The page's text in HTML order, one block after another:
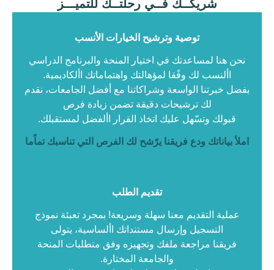
شريكــك فــي رحلتــك للتميـــز
توصية وترشيح الخيارات الأنسب
نحن هنا لمساعدتك في اختيار المنحة والبرنامج الدراسي
األنسب لك وفًقا لمؤهالتك واهتماماتك األكاديمية.
بفضل خبرتنا الواسعة وشراكاتنا مع أفضل الجامعات، نقدم
لك ترشيحات دقيقة تضمن زيادة فرص
قبولك وتسّهل عليك اتخاذ القرار األفضل لمستقبلك.
املأ بياناتك ودع فريقنا يرّشح لك الفرص التي تناسبك تماًما
تقديم الطلب
عملية التقديم معنا سهلة وسريعة! بمجرد تعبئة نموذج
التسجيل وإرسال مستنداتك األساسية، يتولى
فريقنا مراجعة ملفك وتجهيزه وفق متطلبات المنحة
والجامعة المختارة.